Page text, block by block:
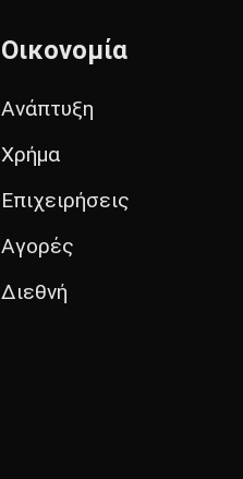
Οικονομία
Ανάπτυξη
Χρήμα
Επιχειρήσεις
Αγορές
Διεθνή